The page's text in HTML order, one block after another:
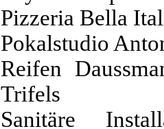
Pizzeria Bella
Pokalstudio
Reifen
Trifels
Sanitäre